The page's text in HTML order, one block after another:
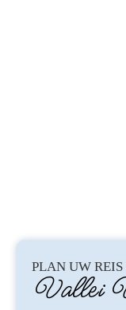
PLAN UW
Vallei